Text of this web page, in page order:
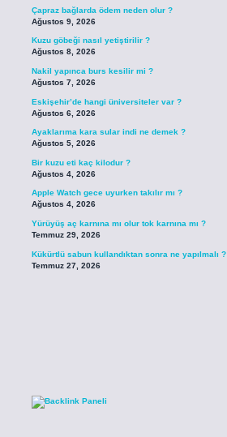
Çapraz bağlarda ödem neden olur ?
Ağustos 9, 2026
Kuzu göbeği nasıl yetiştirilir ?
Ağustos 8, 2026
Nakil yapınca burs kesilir mi ?
Ağustos 7, 2026
Eskişehir’de hangi üniversiteler var ?
Ağustos 6, 2026
Ayaklarıma kara sular indi ne demek ?
Ağustos 5, 2026
Bir kuzu eti kaç kilodur ?
Ağustos 4, 2026
Apple Watch gece uyurken takılır mı ?
Ağustos 4, 2026
Yürüyüş aç karnına mı olur tok karnına mı ?
Temmuz 29, 2026
Kükürtlü sabun kullandıktan sonra ne yapılmalı ?
Temmuz 27, 2026